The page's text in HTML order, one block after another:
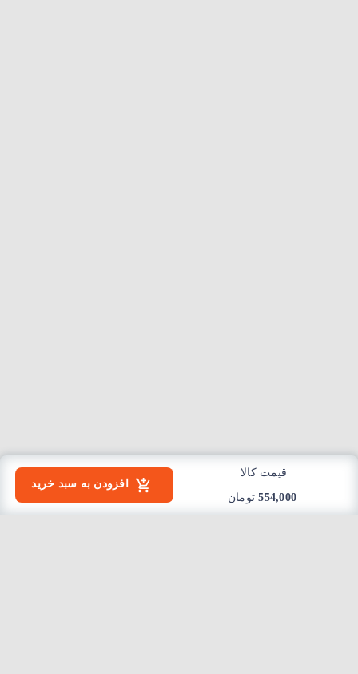
قیمت کالا
تومان
افزودن به سبد خرید